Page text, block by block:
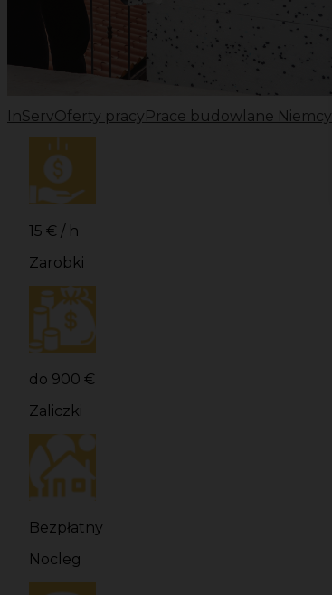
InServOferty pracy Prace budowlane Niemcy
15 € / h
Zarobki
do 900 €
Zaliczki
Bezpłatny
Nocleg